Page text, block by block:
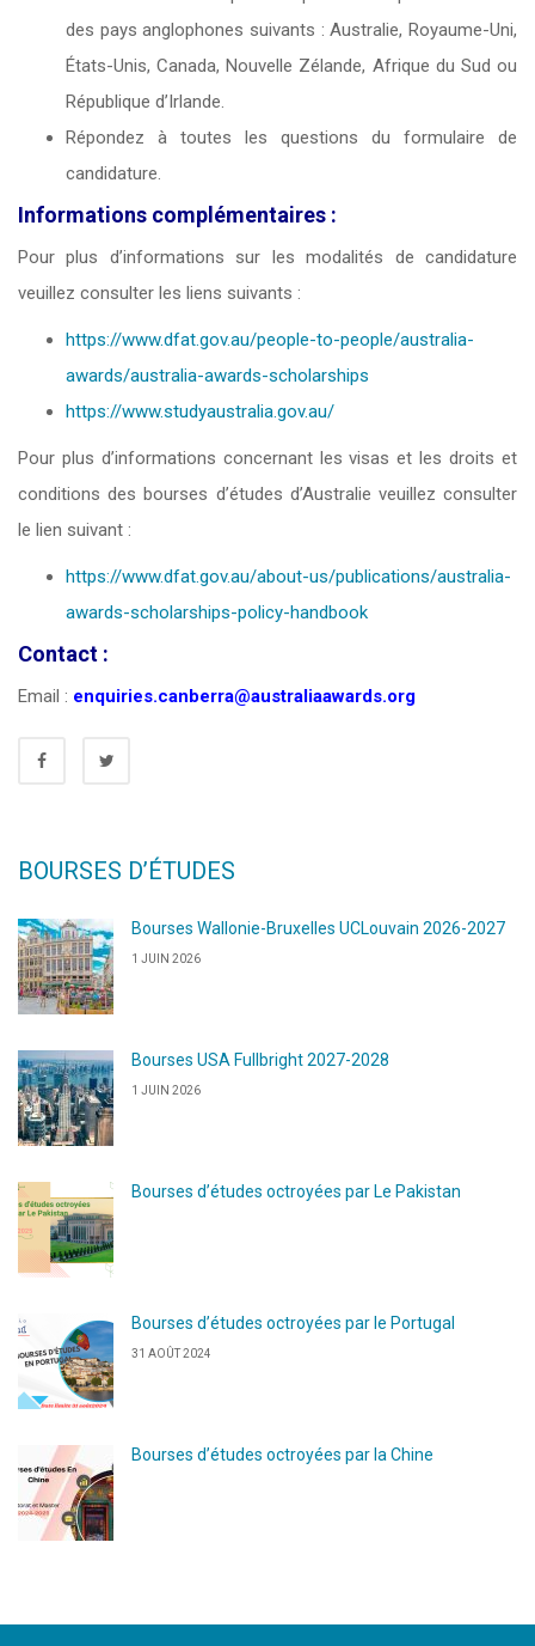
des pays anglophones suivants : Australie, Royaume-Uni,
États-Unis, Canada, Nouvelle Zélande, Afrique du Sud ou
République d’Irlande.
Répondez à toutes les questions du formulaire de
candidature.
Informations complémentaires :
Pour plus d’informations sur les modalités de candidature
veuillez consulter les liens suivants :
https://www.dfat.gov.au/people-to-people/australia-
awards/australia-awards-scholarships
https://www.studyaustralia.gov.au/
Pour plus d’informations concernant les visas et les droits et
conditions des bourses d’études d’Australie veuillez consulter
le lien suivant :
https://www.dfat.gov.au/about-us/publications/australia-
awards-scholarships-policy-handbook
Contact :
Email : enquiries.canberra@australiaawards.org
BOURSES D’ÉTUDES
Bourses Wallonie-Bruxelles UCLouvain 2026-2027
1 JUIN 2026
Bourses USA Fullbright 2027-2028
1 JUIN 2026
Bourses d’études octroyées par Le Pakistan
Bourses d’études octroyées par le Portugal
31 AOÛT 2024
Bourses d’études octroyées par la Chine